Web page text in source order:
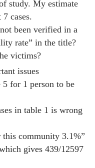
study. My estimate
cases.
been verified in a
rate” in the title?
victims?
issues
5 for 1 person to be
in table 1 is wrong
community 3.1%”
gives 439/12597